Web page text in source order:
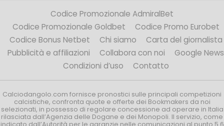
Codice Promozionale AdmiralBet
Codice Promozionale Goldbet
Codice Promo Eurobet
Codice Bonus Netbet
Chi siamo
Carta del giornalista
Pubblicità e affiliazioni
Collabora con noi
Google News
Condizioni d’uso
Contatto
Calciodangolo.com fornisce pronostici sulle principali competizioni
calcistiche, confronta quote e offerte dei Bookmakers da noi
selezionati, in possesso di regolare concessione ad operare in Italia
rilasciata dall’Agenzia delle Dogane e dei Monopoli. Il servizio, come